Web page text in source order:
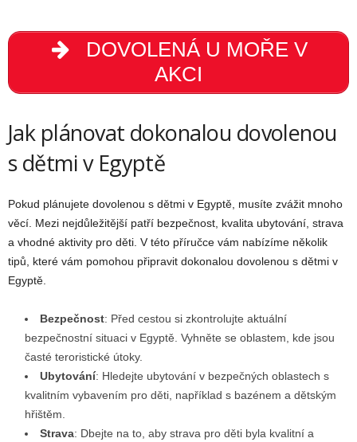
DOVOLENÁ U MOŘE V
AKCI
Jak plánovat dokonalou dovolenou
s dětmi v Egyptě
Pokud plánujete dovolenou s dětmi v Egyptě, musíte zvážit mnoho
věcí. Mezi nejdůležitější patří bezpečnost, kvalita ubytování, strava
a vhodné aktivity pro děti. V této příručce vám nabízíme několik
tipů, které vám pomohou připravit dokonalou dovolenou s dětmi v
Egyptě.
Bezpečnost: Před cestou si zkontrolujte aktuální
bezpečnostní situaci v Egyptě. Vyhněte se oblastem, kde jsou
časté teroristické útoky.
Ubytování: Hledejte ubytování v bezpečných oblastech s
kvalitním vybavením pro děti, například s bazénem a dětským
hřištěm.
Strava: Dbejte na to, aby strava pro děti byla kvalitní a